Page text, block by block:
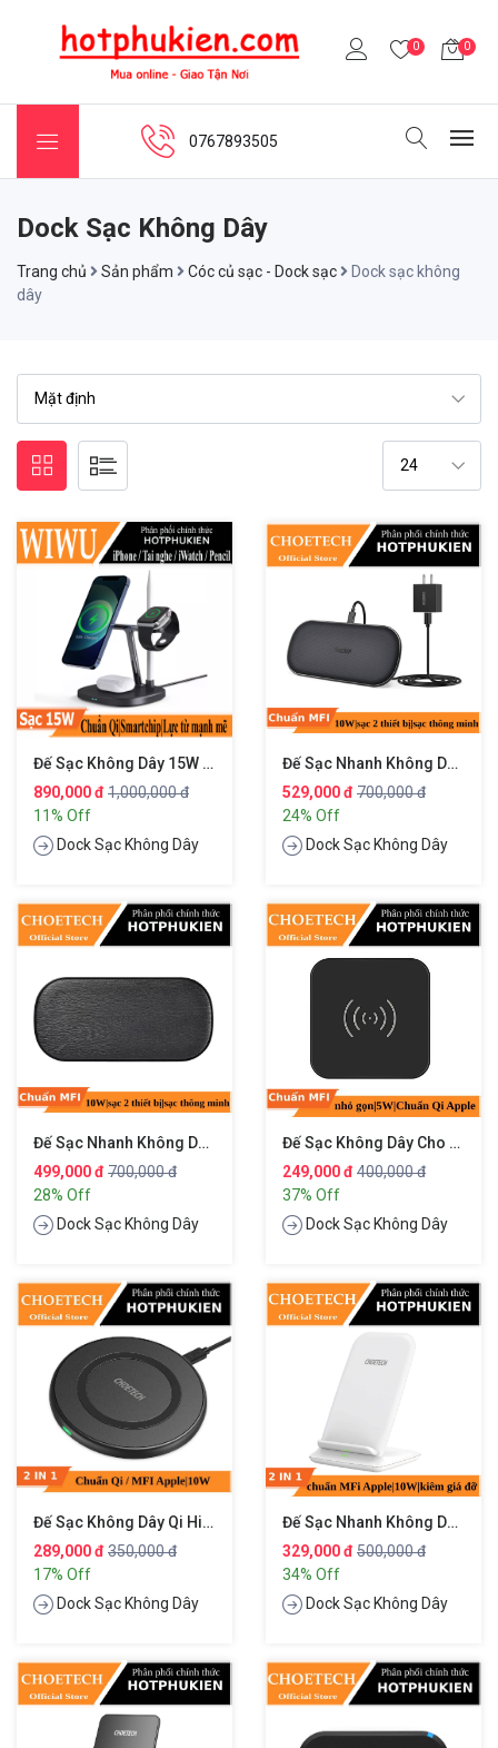
0 0
0767893505
Dock Sạc Không Dây
Trang chủ Sản phẩm Cóc củ sạc - Dock sạc
Dock sạc không
dây
Đế Sạc Không Dây 15W 4 In 1 Hỗ Trợ Sạc Cho Apple Airpods / Appe Watch / Apple Pencil / IPhone Hiệu WIWU Power Air Wireless Charger M8
890,000 đ 1,000,000 đ
11% Off
Dock Sạc Không Dây
Đế Sạc Nhanh Không Dây Qi Hiệu CHOETECH HPK-T535-S
529,000 đ 700,000 đ
24% Off
Dock Sạc Không Dây
Đế Sạc Nhanh Không Dây Chuẩn Qi Cho Điện Thoại Và Tai Nghe Apple Airpods 2 Hiệu CHOETECH HPK-T535
499,000 đ 700,000 đ
28% Off
Dock Sạc Không Dây
Đế Sạc Không Dây Cho Điện Thoại Và Tai Nghe Airpods 2 Hiệu CHOETECH HPK-T511
249,000 đ 400,000 đ
37% Off
Dock Sạc Không Dây
Đế Sạc Không Dây Qi Hiệu CHOETECH T526
289,000 đ 350,000 đ
17% Off
Dock Sạc Không Dây
Đế Sạc Nhanh Không Dây Chuẩn Qi 10W Kiêm Giá Đỡ Cho Điện Thoại Hiệu CHOETECH HPK-T555
329,000 đ 500,000 đ
34% Off
Dock Sạc Không Dây